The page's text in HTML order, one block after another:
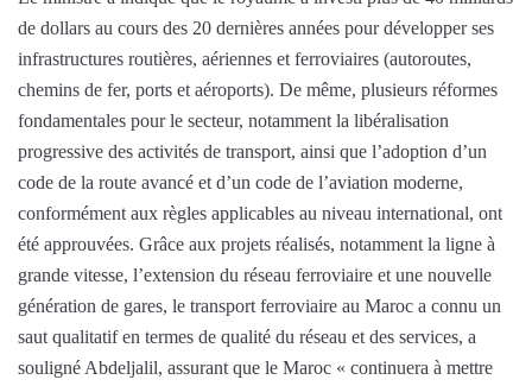
de dollars au cours des 20 dernières années pour développer ses
infrastructures routières, aériennes et ferroviaires (autoroutes,
chemins de fer, ports et aéroports). De même, plusieurs réformes
fondamentales pour le secteur, notamment la libéralisation
progressive des activités de transport, ainsi que l’adoption d’un
code de la route avancé et d’un code de l’aviation moderne,
conformément aux règles applicables au niveau international, ont
été approuvées. Grâce aux projets réalisés, notamment la ligne à
grande vitesse, l’extension du réseau ferroviaire et une nouvelle
génération de gares, le transport ferroviaire au Maroc a connu un
saut qualitatif en termes de qualité du réseau et des services, a
souligné Abdeljalil, assurant que le Maroc « continuera à mettre